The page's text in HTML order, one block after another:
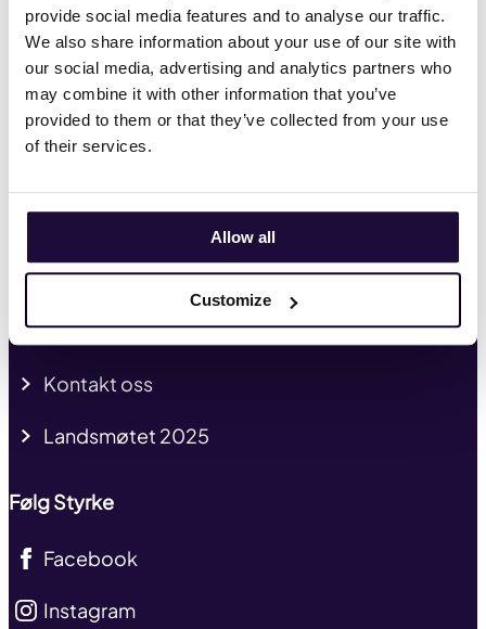
provide social media features and to analyse our traffic.
We also share information about your use of our site with
our social media, advertising and analytics partners who
may combine it with other information that you’ve
provided to them or that they’ve collected from your use
of their services.
Allow all
Customize
Hvem er vi
Hva vi mener
HMS
Kurs og kompetanse
Presse og profil
Mitt medlemskap
Kontakt oss
Landsmøtet 2025
Følg Styrke
Facebook
Instagram